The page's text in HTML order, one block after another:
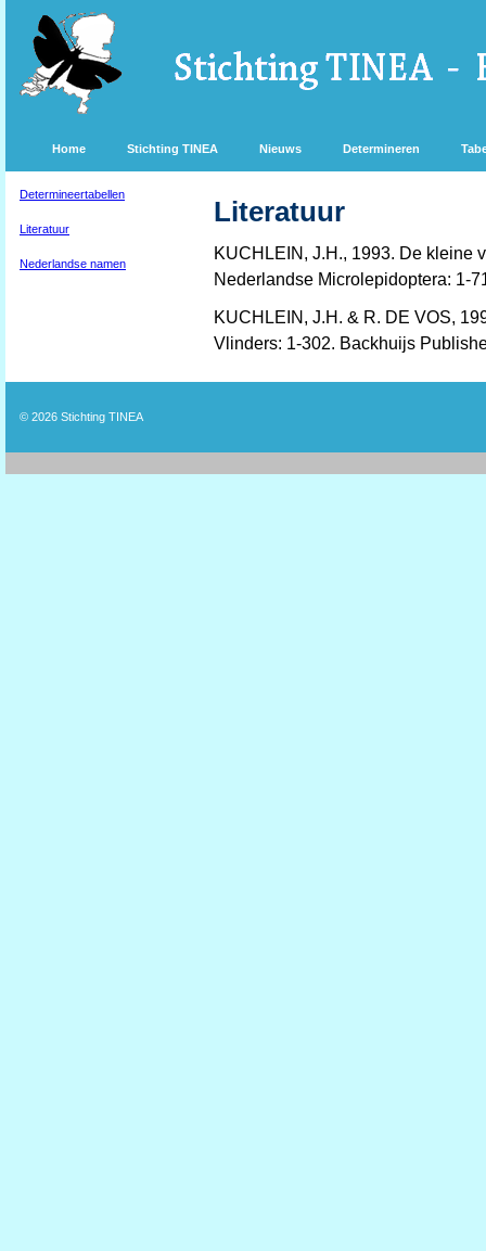
Home Stichting TINEA Nieuws Determineren
Determineertabellen
Literatuur
Nederlandse namen
Literatuur
KUCHLEIN, J.H., 1993. De kleine
Nederlandse Microlepidoptera: 1-
KUCHLEIN, J.H. & R. DE VOS,
Vlinders: 1-302. Backhuijs
© 2026 Stichting TINEA